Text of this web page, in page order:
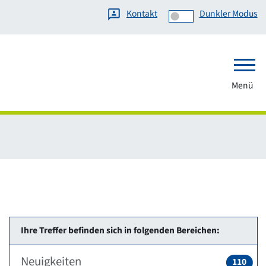
Kontakt Dunkler Modus
Menü
Ihre Treffer befinden sich in folgenden Bereichen:
Neuigkeiten 110